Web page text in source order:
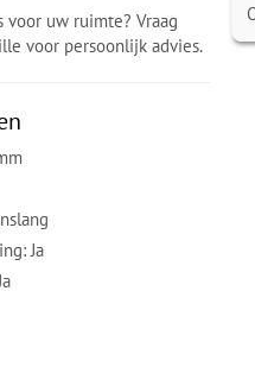
voor uw ruimte? Vraag
voor persoonlijk advies.
Ja